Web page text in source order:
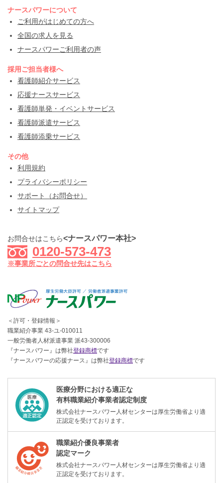
ナースパワーについて
ご利用がはじめての方へ
全国の求人を見る
ナースパワーご利用者の声
採用ご担当者様へ
看護師紹介サービス
応援ナースサービス
看護師単発・イベントサービス
看護師派遣サービス
看護師添乗サービス
その他
利用規約
プライバシーポリシー
サポート（お問合せ）
サイトマップ
お問合せはこちら<ナースパワー本社>
0120-573-473
※事業所ごとの問合せ先はこちら
＜許可・登録情報＞
職業紹介事業 43-ユ-010011
一般労働者人材派遣事業 派43-300006
『ナースパワー』は弊社登録商標です
『ナースパワーの応援ナース』は弊社登録商標です
医療分野における適正な
有料職業紹介事業者認定制度
株式会社ナースパワー人材センターは厚生労働省より適
正認定を受けております。
職業紹介優良事業者
認定マーク
株式会社ナースパワー人材センターは厚生労働省より適
正認定を受けております。